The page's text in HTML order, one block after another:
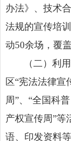
办法》、技术
法规的宣传培
动50余场，覆
（二）利
区“宪法法律宣
周”、“全国科
产权宣传周”等
语、印发资料